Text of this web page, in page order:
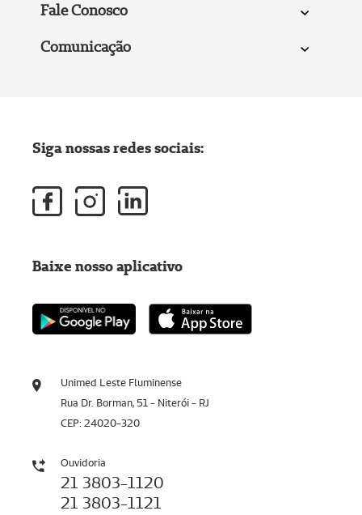
Fale Conosco
Comunicação
Unimed Leste Fluminense
Rua Dr. Borman, 51 - Niterói - RJ
CEP: 24020-320
Ouvidoria
21 3803-1120
21 3803-1121
Siga nossas redes sociais:
Baixe nosso aplicativo